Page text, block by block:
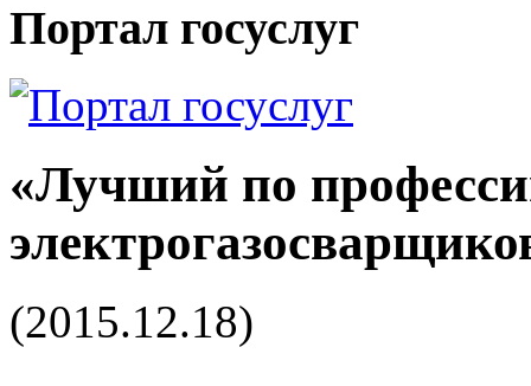
Портал госуслуг
«Лучший по
(2015.12.18)